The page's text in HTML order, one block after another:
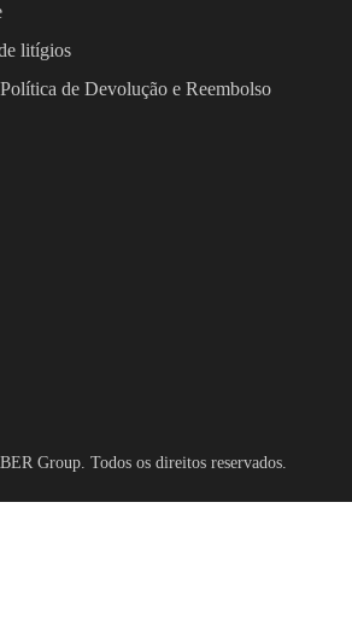
litígios
de Devolução e Reembolso
Group. Todos os direitos reservados.